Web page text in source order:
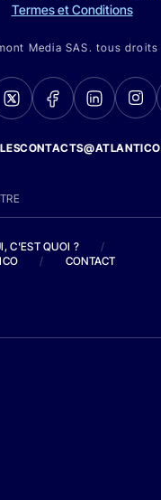
Termes et Conditions
Media SAS. tous droits
C'EST QUOI ?
/
/ CONTACT